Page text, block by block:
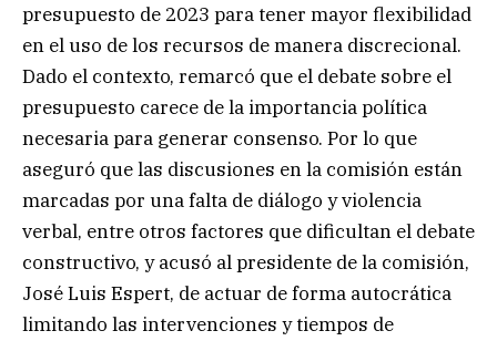
presupuesto de 2023 para tener mayor flexibilidad
en el uso de los recursos de manera discrecional.
Dado el contexto, remarcó que el debate sobre el
presupuesto carece de la importancia política
necesaria para generar consenso. Por lo que
aseguró que las discusiones en la comisión están
marcadas por una falta de diálogo y violencia
verbal, entre otros factores que dificultan el debate
constructivo, y acusó al presidente de la comisión,
José Luis Espert, de actuar de forma autocrática
limitando las intervenciones y tiempos de